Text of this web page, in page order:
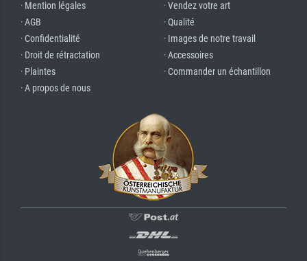
· Mention légales
· AGB
· Confidentialité
· Droit de rétractation
· Plaintes
· A propos de nous
· Vendez votre art
· Qualité
· Images de notre travail
· Accessoires
· Commander un échantillon